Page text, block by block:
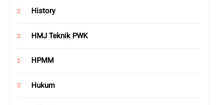
History
HMJ Teknik PWK
HPMM
Hukum